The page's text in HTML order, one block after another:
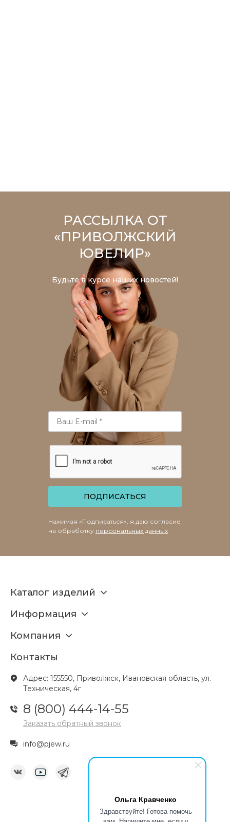
Ольга Кравченко
Здравствуйте! Готова помочь
РАССЫЛКА ОТ
«ПРИВОЛЖСКИЙ
ЮВЕЛИР»
Будьте в курсе наших новостей!
ПОДПИСАТЬСЯ
Нажимая «Подписаться», я даю согласие
на обработку персональных данных
Каталог изделий
Информация
Компания
Контакты
Адрес: 155550, Приволжск, Ивановская область, ул.
Техническая, 4г
8 (800) 444-14-55
Заказать обратный звонок
info@pjew.ru